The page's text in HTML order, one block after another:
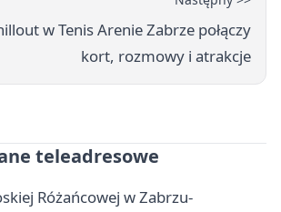
w Tenis Arenie Zabrze połączy
kort, rozmowy i atrakcje
teleadresowe
Różańcowej w Zabrzu-